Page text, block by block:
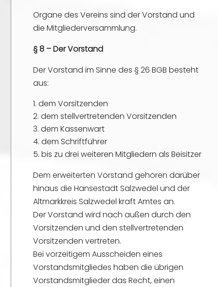
Organe des Vereins sind der Vorstand und
die Mitgliederversammlung.
§ 8 – Der Vorstand
Der Vorstand im Sinne des § 26 BGB besteht
aus:
dem Vorsitzenden
dem stellvertretenden Vorsitzenden
dem Kassenwart
dem Schriftführer
bis zu drei weiteren Mitgliedern als Beisitzer
Dem erweiterten Vorstand gehören darüber
hinaus die Hansestadt Salzwedel und der
Altmarkkreis Salzwedel kraft Amtes an.
Der Vorstand wird nach außen durch den
Vorsitzenden und den stellvertretenden
Vorsitzenden vertreten.
Bei vorzeitigem Ausscheiden eines
Vorstandsmitgliedes haben die übrigen
Vorstandsmitglieder das Recht, einen